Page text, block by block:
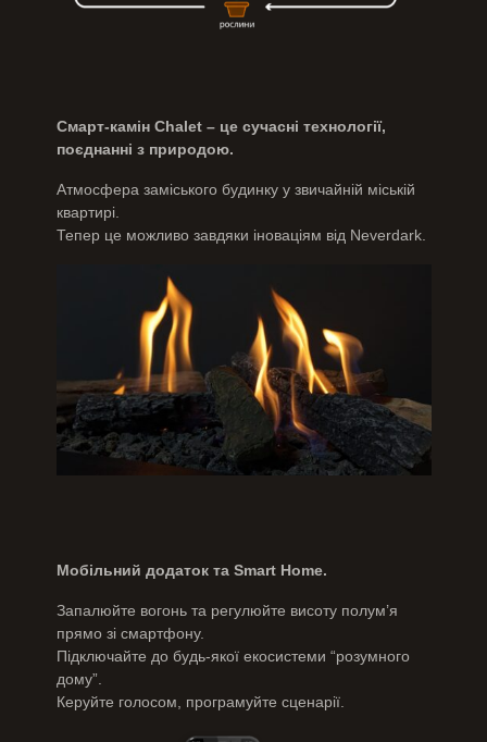
Смарт-камін Chalet – це сучасні технології,
поєднанні з природою.
Атмосфера заміського будинку у звичайній міській
квартирі.
Тепер це можливо завдяки іноваціям від Neverdark.
Мобільний додаток та Smart Home.
Запалюйте вогонь та регулюйте висоту полум’я
прямо зі смартфону.
Підключайте до будь-якої екосистеми “розумного
дому”.
Керуйте голосом, програмуйте сценарії.